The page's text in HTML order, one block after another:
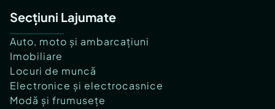
Secțiuni Lajumate
Auto, moto și ambarcațiuni
Imobiliare
Locuri de muncă
Electronice și electrocasnice
Modă și frumusețe